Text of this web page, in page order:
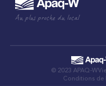
Au plus proche du local
© 2023 APAQ-W
Conditions de